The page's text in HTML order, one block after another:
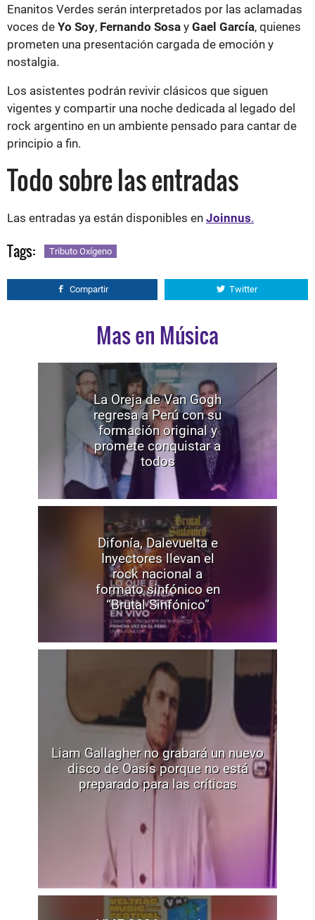
Enanitos Verdes serán interpretados por las aclamadas
voces de Yo Soy, Fernando Sosa y Gael García, quienes
prometen una presentación cargada de emoción y
nostalgia.
Los asistentes podrán revivir clásicos que siguen
vigentes y compartir una noche dedicada al legado del
rock argentino en un ambiente pensado para cantar de
principio a fin.
Todo sobre las entradas
Las entradas ya están disponibles en Joinnus.
Tags: Tributo Oxígeno
Compartir Twitter
Mas en Música
La Oreja de Van Gogh
regresa a Perú con su
formación original y
promete conquistar a
todos
Difonía, Dalevuelta e
Inyectores llevan el
rock nacional a
formato sinfónico en
“Brutal Sinfónico”
Liam Gallagher no grabará un nuevo
disco de Oasis porque no está
preparado para las críticas